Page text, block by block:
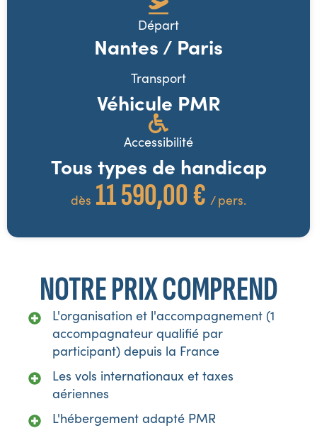
Départ
Nantes / Paris
Transport
Véhicule PMR
Accessibilité
Tous types de handicap
dès 11 590,00 € / pers.
NOTRE PRIX COMPREND
L'organisation et l'accompagnement (1
accompagnateur qualifié par
participant) depuis la France
Les vols internationaux et taxes
aériennes
L'hébergement adapté PMR